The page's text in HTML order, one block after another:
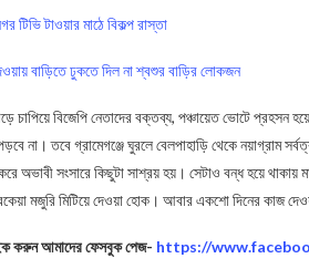
টিভি টাওয়ার মাঠে বিকল্প রাস্তা
বাড়িতে ঢুকতে দিল না শ্বশুর বাড়ির লোকজন
চাপিয়ে বিজেপি নেতাদের বক্তব্য, পঞ্চায়েত ভোটে প্রহসন
না। তবে গ্রামেগঞ্জে ঘুরলে বেলপাহাড়ি থেকে নয়াগ্রাম
অভাবী সংসারে কিছুটা সাশ্রয় হয়। সেটাও বন্ধ হয়ে থাকায়
মজুরি মিটিয়ে দেওয়া হোক। আবার একশো দিনের কাজ
করুন আমাদের ফেসবুক পেজ- https://